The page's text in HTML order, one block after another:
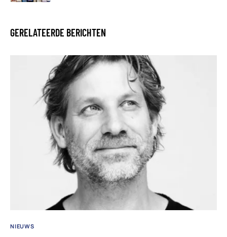
GERELATEERDE BERICHTEN
NIEUWS